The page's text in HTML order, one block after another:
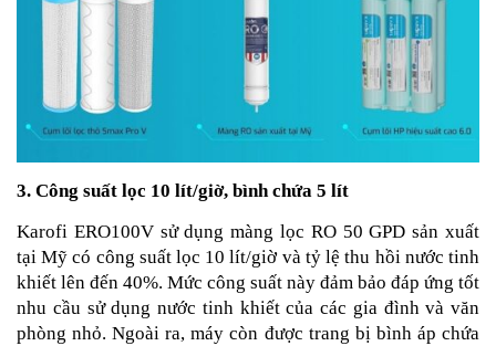
3. Công suất lọc 10 lít/giờ, bình chứa 5 lít
Karofi ERO100V sử dụng màng lọc RO 50 GPD sản xuất
tại Mỹ có công suất lọc 10 lít/giờ và tỷ lệ thu hồi nước tinh
khiết lên đến 40%. Mức công suất này đảm bảo đáp ứng tốt
nhu cầu sử dụng nước tinh khiết của các gia đình và văn
phòng nhỏ. Ngoài ra, máy còn được trang bị bình áp chứa